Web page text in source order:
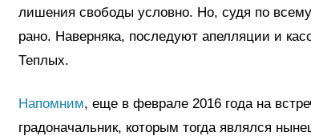
лишения свободы условно. Но, судя по
рано. Наверняка, последуют апелляции и
Теплых.
Напомним, еще в феврале 2016 года на
градоначальник, которым тогда являлся